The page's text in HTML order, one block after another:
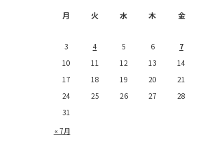
月 火 水 木 金
« 7月
3
4 5 6 7
10
11 12 13 14
17
18 19 20 21
24
25 26 27 28
31